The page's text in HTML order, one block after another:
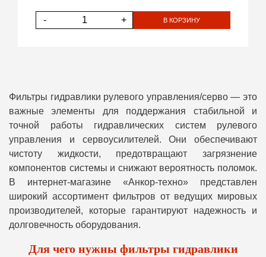
- + В КОРЗИНУ
Фильтры гидравлики рулевого управления/серво — это
важные элементы для поддержания стабильной и
точной работы гидравлических систем рулевого
управления и сервоусилителей. Они обеспечивают
чистоту жидкости, предотвращают загрязнение
компонентов системы и снижают вероятность поломок.
В интернет-магазине «Анкор-техно» представлен
широкий ассортимент фильтров от ведущих мировых
производителей, которые гарантируют надежность и
долговечность оборудования.
Для чего нужны фильтры гидравлики